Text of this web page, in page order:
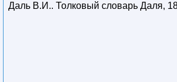
Даль В.И.. Толковый словарь Даля,